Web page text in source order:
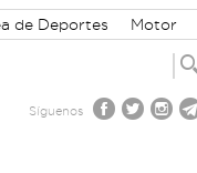
de Deportes Motor
Síguenos